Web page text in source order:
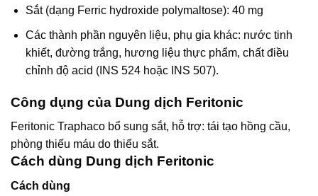
Sắt (dạng Ferric hydroxide polymaltose): 40 mg
Các thành phần nguyên liệu, phụ gia khác: nước tinh
khiết, đường trắng, hương liệu thực phẩm, chất điều
chỉnh độ acid (INS 524 hoặc INS 507).
Công dụng của Dung dịch Feritonic
Feritonic Traphaco bổ sung sắt, hỗ trợ: tái tạo hồng cầu,
phòng thiếu máu do thiếu sắt.
Cách dùng Dung dịch Feritonic
Cách dùng